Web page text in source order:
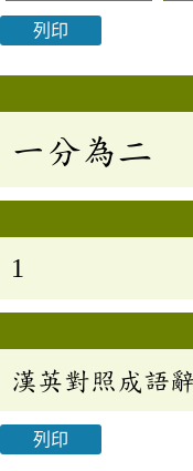
列印
一分為二
1
漢英對照成語
列印